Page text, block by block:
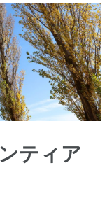
ティア